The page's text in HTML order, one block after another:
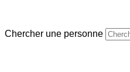
Chercher une personne